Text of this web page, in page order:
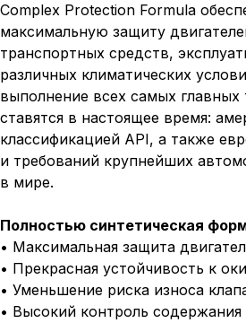
Complex Protection Formula
максимальную защиту
транспортных средств,
различных климатических
выполнение всех самых
ставятся в настоящее время:
классификацией API, а также
и требований крупнейших
в мире.
Полностью синтетическая
• Максимальная защита
• Прекрасная устойчивость к
• Уменьшение риска износа
• Высокий контроль содержания